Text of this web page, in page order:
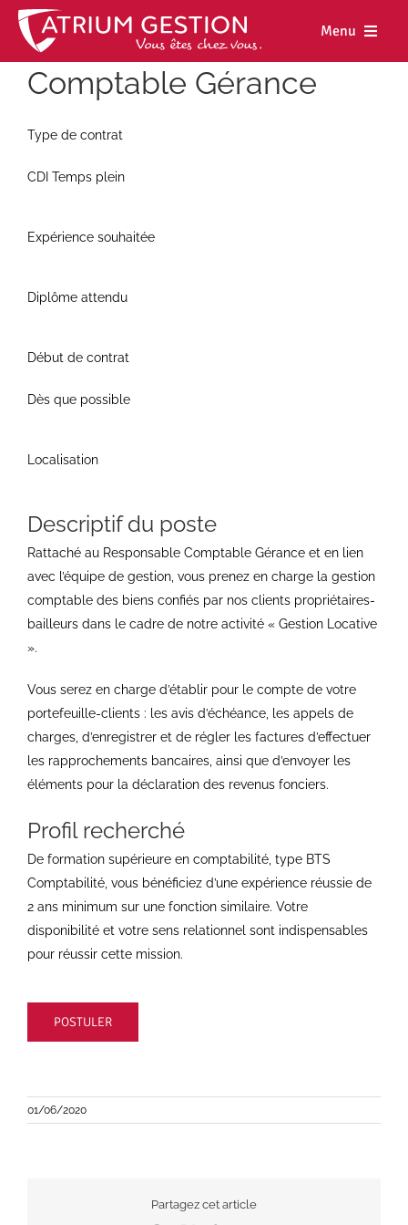
Skip
content
Menu
Comptable Gérance
Type de contrat
CDI Temps plein
Expérience souhaitée
Diplôme attendu
Début de contrat
Dès que possible
Localisation
Descriptif du poste
Rattaché au Responsable Comptable Gérance et en lien
avec l’équipe de gestion, vous prenez en charge la gestion
comptable des biens confiés par nos clients propriétaires-
bailleurs dans le cadre de notre activité « Gestion Locative
».
Vous serez en charge d’établir pour le compte de votre
portefeuille-clients : les avis d’échéance, les appels de
charges, d’enregistrer et de régler les factures d’effectuer
les rapprochements bancaires, ainsi que d’envoyer les
éléments pour la déclaration des revenus fonciers.
Profil recherché
De formation supérieure en comptabilité, type BTS
Comptabilité, vous bénéficiez d’une expérience réussie de
2 ans minimum sur une fonction similaire. Votre
disponibilité et votre sens relationnel sont indispensables
pour réussir cette mission.
POSTULER
01/06/2020
Partagez cet article